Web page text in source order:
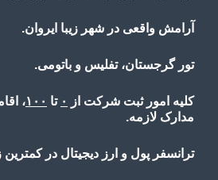
آرامش واقعی در شهر زیبا ایروان.
تور گرجستان، تفلیس و باتومی.
کلیه امور ثبت شرکت از ۰ تا ۱۰۰،
مدارک لازمه.
ترانسفر پول و ارز دیجیتال در